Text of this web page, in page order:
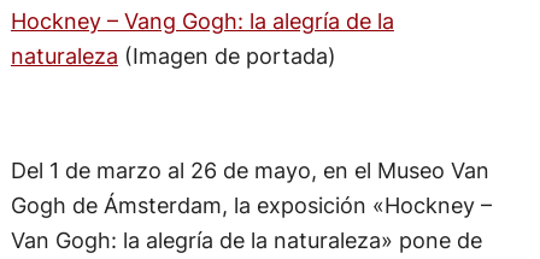
Hockney – Vang Gogh: la alegría de la
naturaleza (Imagen de portada)
Del 1 de marzo al 26 de mayo, en el Museo Van
Gogh de Ámsterdam, la exposición «Hockney –
Van Gogh: la alegría de la naturaleza» pone de